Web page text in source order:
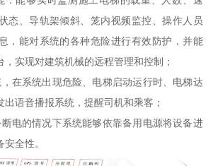
态、导轨架倾斜、笼内视频监控、操作人员
，能对系统的各种危险进行有效防护，并能
实现对建筑机械的远程管理和控制；
在系统出现危险、电梯启动运行时、电梯达
语音播报系统，提醒司机和乘客；
电的情况下系统能够依靠备用电源将设备进
全性。